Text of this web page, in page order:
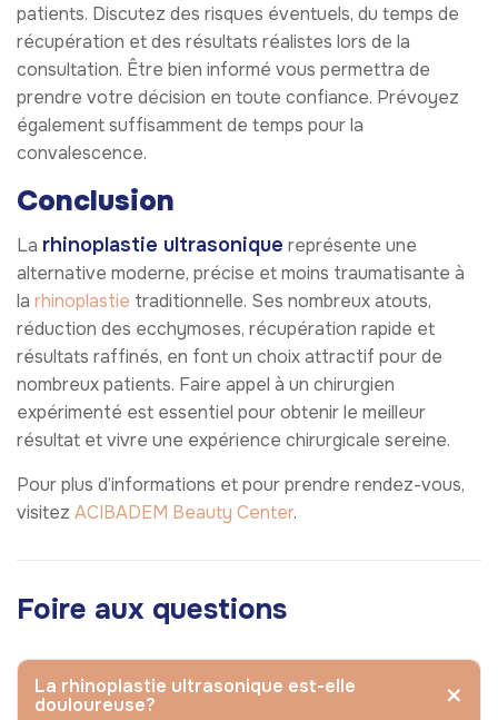
patients. Discutez des risques éventuels, du temps de
récupération et des résultats réalistes lors de la
consultation. Être bien informé vous permettra de
prendre votre décision en toute confiance. Prévoyez
également suffisamment de temps pour la
convalescence.
Conclusion
La rhinoplastie ultrasonique représente une
alternative moderne, précise et moins traumatisante à
la rhinoplastie traditionnelle. Ses nombreux atouts,
réduction des ecchymoses, récupération rapide et
résultats raffinés, en font un choix attractif pour de
nombreux patients. Faire appel à un chirurgien
expérimenté est essentiel pour obtenir le meilleur
résultat et vivre une expérience chirurgicale sereine.
Pour plus d’informations et pour prendre rendez-vous,
visitez ACIBADEM Beauty Center.
Foire aux questions
La rhinoplastie ultrasonique est-elle
douloureuse?